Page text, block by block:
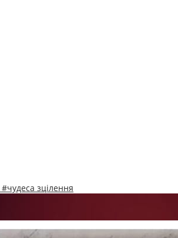
#чудеса зцілення